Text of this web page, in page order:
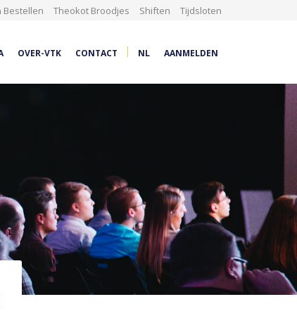
Bestellen Theokot Broodjes Shiften Tijdsloten
OVER-VTK CONTACT | NL AANMELDEN